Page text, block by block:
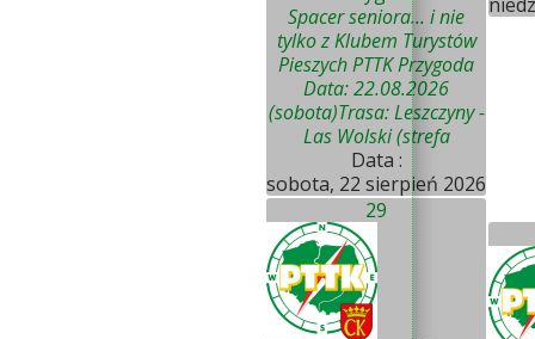
Spacer seniora... i nie
tylko z Klubem Turystów
Pieszych PTTK Przygoda
Data: 22.08.2026
(sobota)Trasa: Leszczyny -
Las Wolski (strefa
Data :
sobota, 22 sierpień 2026
29